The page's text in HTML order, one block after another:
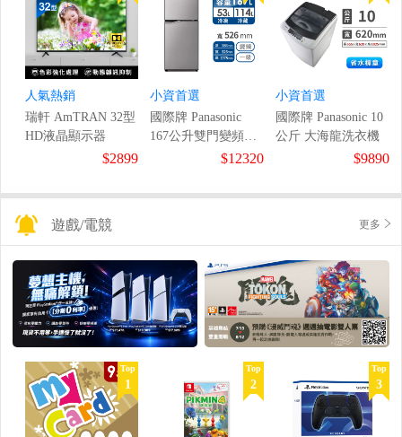
人氣熱銷
瑞軒 AmTRAN 32型
HD液晶顯示器
$2899
小資首選
國際牌 Panasonic
167公升雙門變頻冰
$12320
小資首選
國際牌 Panasonic 10
公斤 大海龍洗衣機
$9890
遊戲/電競 更多
Top
1
Top
2
Top
3